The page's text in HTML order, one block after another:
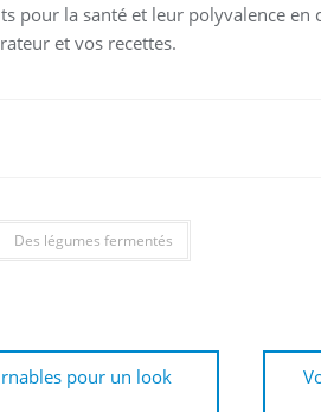
pour la santé et leur polyvalence en
et vos recettes.
Des légumes fermentés
pour un look